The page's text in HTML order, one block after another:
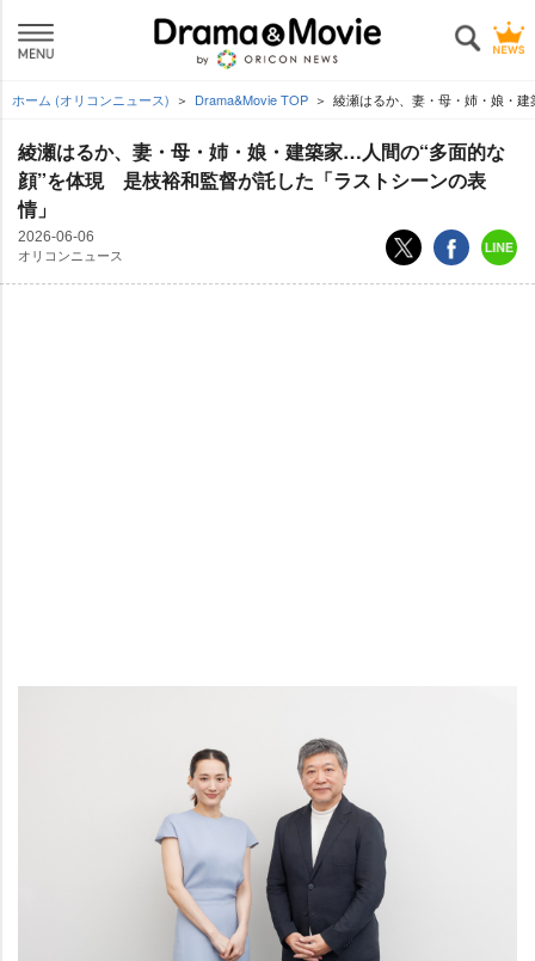
ホーム (オリコンニュース) Drama&Movie TOP 綾瀬はるか、妻・母・姉・娘・
綾瀬はるか、妻・母・姉・娘・建築家…人間の“多面的な
顔”を体現 是枝裕和監督が託した「ラストシーンの表
情」
2026-06-06
オリコンニュース